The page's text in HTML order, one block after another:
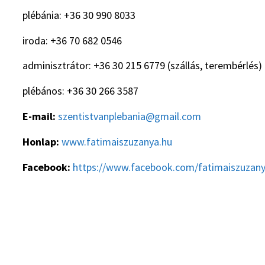
plébánia: +36 30 990 8033
iroda: +36 70 682 0546
adminisztrátor: +36 30 215 6779 (szállás, terembérlés)
plébános: +36 30 266 3587
E-mail:szentistvanplebania@gmail.com
Honlap: www.fatimaiszuzanya.hu
Facebook: https://www.facebook.com/